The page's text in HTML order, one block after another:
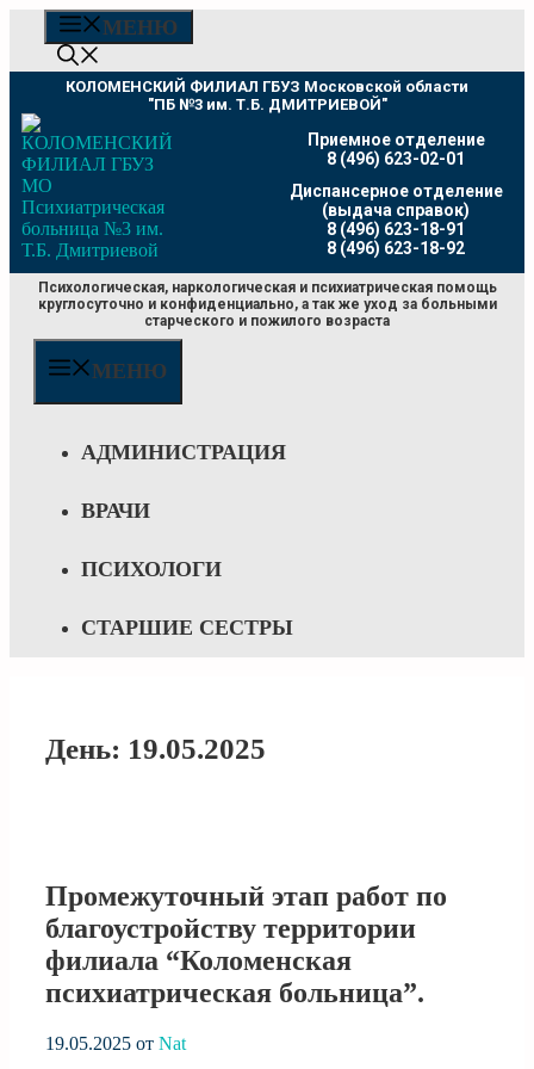
Перейти
содержимому
МЕНЮ
КОЛОМЕНСКИЙ ФИЛИАЛ ГБУЗ Московской области
"ПБ №3 им. Т.Б. ДМИТРИЕВОЙ"
Приемное отделение
8 (496) 623-02-01
Диспансерное отделение
(выдача справок)
8 (496) 623-18-91
8 (496) 623-18-92
Психологическая, наркологическая и психиатрическая помощь
круглосуточно и конфиденциально, а так же уход за больными
старческого и пожилого возраста
МЕНЮ
АДМИНИСТРАЦИЯ
ВРАЧИ
ПСИХОЛОГИ
СТАРШИЕ СЕСТРЫ
День: 19.05.2025
Промежуточный этап работ по
благоустройству территории
филиала “Коломенская
психиатрическая больница”.
19.05.2025 от Nat